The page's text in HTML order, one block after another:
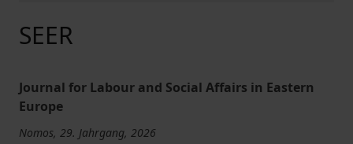
SEER
Journal for Labour and Social Affairs in Eastern
Europe
Nomos, 29. Jahrgang, 2026